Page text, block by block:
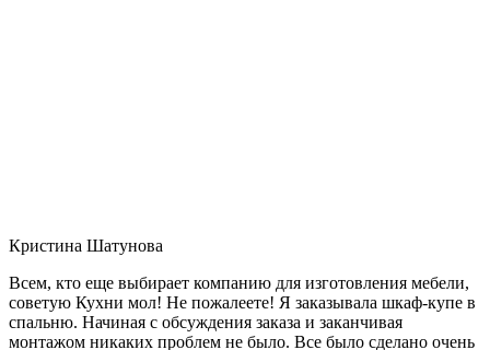
Кристина Шатунова
Всем, кто еще выбирает компанию для изготовления мебели,
советую Кухни мол! Не пожалеете! Я заказывала шкаф-купе в
спальню. Начиная с обсуждения заказа и заканчивая
монтажом никаких проблем не было. Все было сделано очень